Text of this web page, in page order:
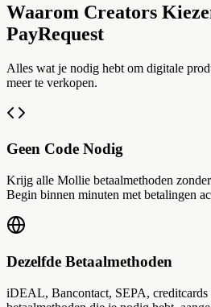
Waarom Creators
PayRequest
Alles wat je nodig hebt om digitale
meer te verkopen.
Geen Code Nodig
Krijg alle Mollie betaalmethoden
Begin binnen minuten met betalingen
Dezelfde Betaalmethoden
iDEAL, Bancontact, SEPA, creditcards